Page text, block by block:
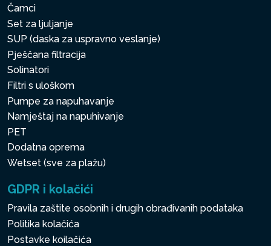
Čamci
Set za ljuljanje
SUP (daska za uspravno veslanje)
Pješčana filtracija
Solinatori
Filtri s uloškom
Pumpe za napuhavanje
Namještaj na napuhivanje
PET
Dodatna oprema
Wetset (sve za plažu)
GDPR i kolačići
Pravila zaštite osobnih i drugih obrađivanih podataka
Politika kolačića
Postavke koilačića